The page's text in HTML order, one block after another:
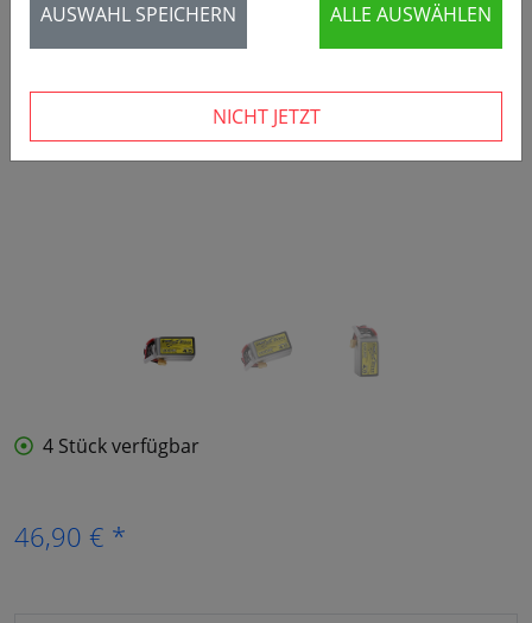
‹ ›
4 Stück verfügbar
46,90 € *
AUSWAHL SPEICHERN ALLE AUSWÄHLEN
NICHT JETZT